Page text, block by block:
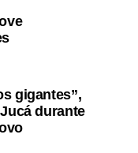
gigantes”,
durante